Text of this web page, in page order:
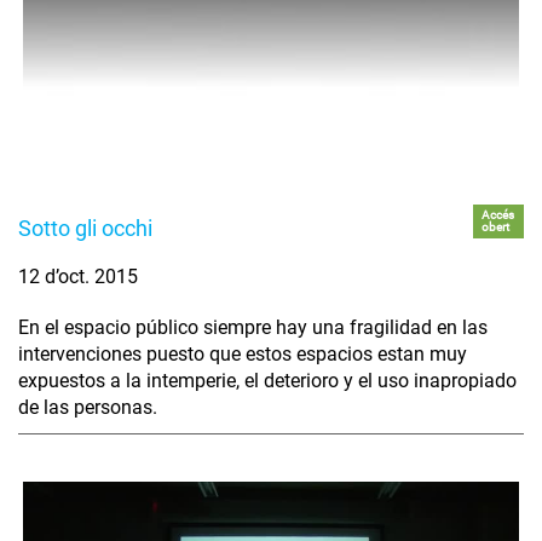
Sotto gli occhi
Accés
obert
12 d’oct. 2015
En el espacio público siempre hay una fragilidad en las
intervenciones puesto que estos espacios estan muy
expuestos a la intemperie, el deterioro y el uso inapropiado
de las personas.